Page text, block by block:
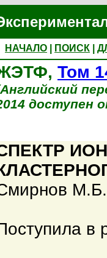
НАЧАЛО ПОИСК
Том
доступен
М.Б.
в